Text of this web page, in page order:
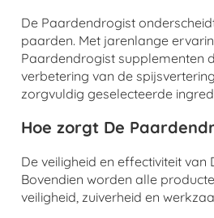
De Paardendrogist
paarden. Met jarenlange
Paardendrogist supplementen
verbetering van de
zorgvuldig geselecteerde
Hoe zorgt De
De veiligheid en effectiviteit
Bovendien worden alle
veiligheid, zuiverheid en